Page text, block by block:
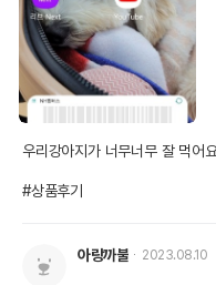
우리강아지가 너무너무 잘 먹어
#상품후기
아랑까불 2023.08.10